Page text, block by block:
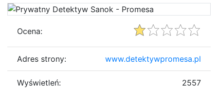
Ocena:
Adres strony: www.detektywpromesa.pl
Wyświetleń: 2557